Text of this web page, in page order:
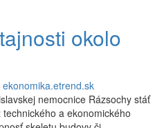
okolo
ekonomika.etrend.sk
nemocnice Rázsochy stáť
a ekonomického